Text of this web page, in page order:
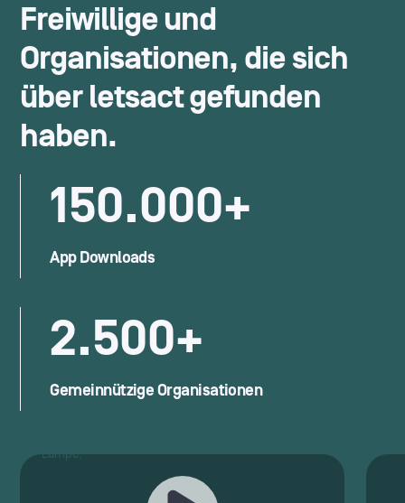
Freiwillige und
Organisationen, die sich
überletsactgefunden
haben.
150.000+
App Downloads
2.500+
Gemeinnützige Organisationen